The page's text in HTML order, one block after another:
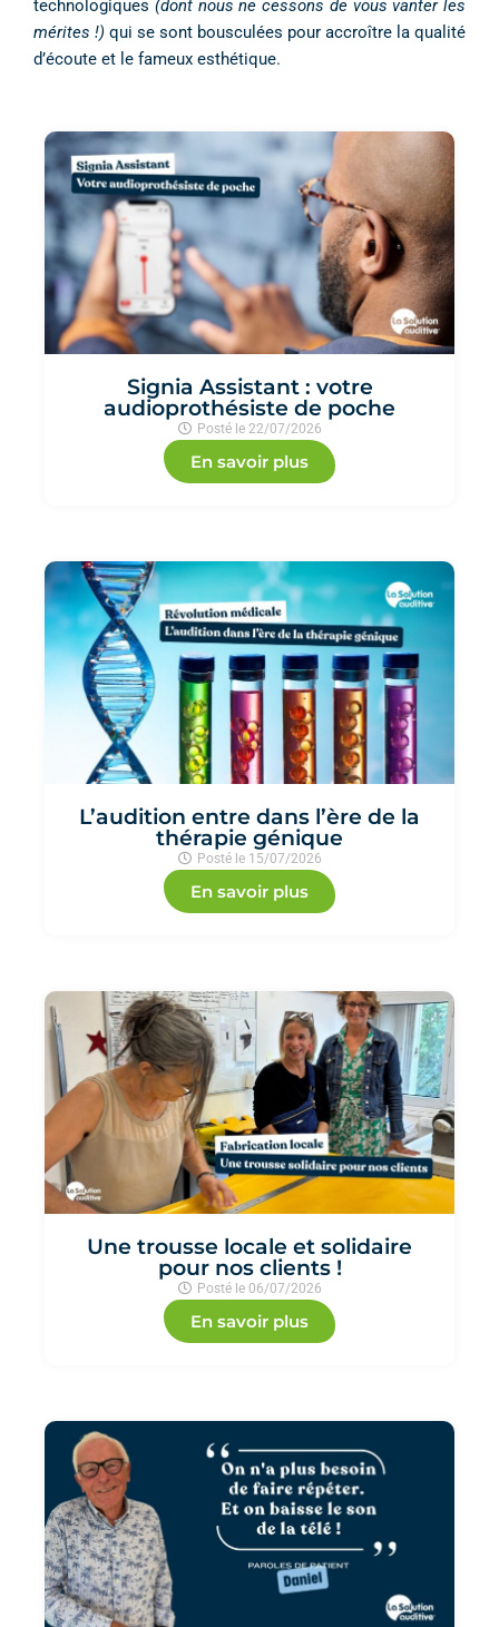
technologiques (dont nous ne cessons de vous vanter les
mérites !) qui se sont bousculées pour accroître la qualité
d’écoute et le fameux esthétique.
Signia Assistant : votre
audioprothésiste de poche
Posté le 22/07/2026
En savoir plus
L’audition entre dans l’ère de la
thérapie génique
Posté le 15/07/2026
En savoir plus
Une trousse locale et solidaire
pour nos clients !
Posté le 06/07/2026
En savoir plus